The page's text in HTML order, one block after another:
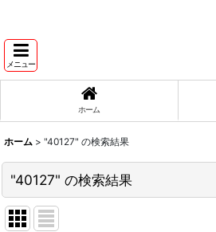
メニュー
ホーム
ホーム > "40127" の検索結果
"40127" の検索結果